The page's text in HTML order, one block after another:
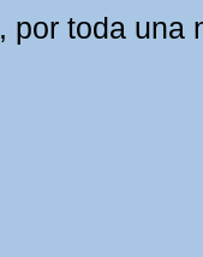
por toda una